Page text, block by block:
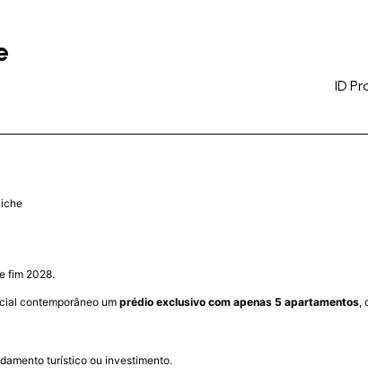
ID
fim 2028.
contemporâneo um prédio exclusivo com apenas 5 apartamentos,
turístico ou investimento.